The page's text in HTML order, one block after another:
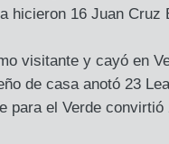
hicieron 16 Juan Cruz
visitante y cayó en
de casa anotó 23
para el Verde